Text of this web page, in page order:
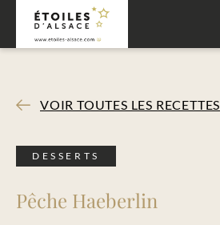
VOIR TOUTES LES RECETTES
DESSERTS
Pêche Haeberlin